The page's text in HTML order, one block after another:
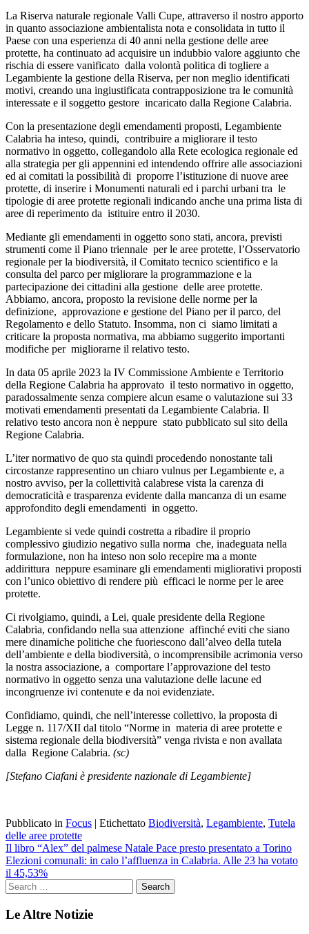
La Riserva naturale regionale Valli Cupe, attraverso il nostro apporto
in quanto associazione ambientalista nota e consolidata in tutto il
Paese con una esperienza di 40 anni nella gestione delle aree
protette, ha continuato ad acquisire un indubbio valore aggiunto che
rischia di essere vanificato dalla volontà politica di togliere a
Legambiente la gestione della Riserva, per non meglio identificati
motivi, creando una ingiustificata contrapposizione tra le comunità
interessate e il soggetto gestore incaricato dalla Regione Calabria.
Con la presentazione degli emendamenti proposti, Legambiente
Calabria ha inteso, quindi, contribuire a migliorare il testo
normativo in oggetto, collegandolo alla Rete ecologica regionale ed
alla strategia per gli appennini ed intendendo offrire alle associazioni
ed ai comitati la possibilità di proporre l’istituzione di nuove aree
protette, di inserire i Monumenti naturali ed i parchi urbani tra le
tipologie di aree protette regionali indicando anche una prima lista di
aree di reperimento da istituire entro il 2030.
Mediante gli emendamenti in oggetto sono stati, ancora, previsti
strumenti come il Piano triennale per le aree protette, l’Osservatorio
regionale per la biodiversità, il Comitato tecnico scientifico e la
consulta del parco per migliorare la programmazione e la
partecipazione dei cittadini alla gestione delle aree protette.
Abbiamo, ancora, proposto la revisione delle norme per la
definizione, approvazione e gestione del Piano per il parco, del
Regolamento e dello Statuto. Insomma, non ci siamo limitati a
criticare la proposta normativa, ma abbiamo suggerito importanti
modifiche per migliorarne il relativo testo.
In data 05 aprile 2023 la IV Commissione Ambiente e Territorio
della Regione Calabria ha approvato il testo normativo in oggetto,
paradossalmente senza compiere alcun esame o valutazione sui 33
motivati emendamenti presentati da Legambiente Calabria. Il
relativo testo ancora non è neppure stato pubblicato sul sito della
Regione Calabria.
L’iter normativo de quo sta quindi procedendo nonostante tali
circostanze rappresentino un chiaro vulnus per Legambiente e, a
nostro avviso, per la collettività calabrese vista la carenza di
democraticità e trasparenza evidente dalla mancanza di un esame
approfondito degli emendamenti in oggetto.
Legambiente si vede quindi costretta a ribadire il proprio
complessivo giudizio negativo sulla norma che, inadeguata nella
formulazione, non ha inteso non solo recepire ma a monte
addirittura neppure esaminare gli emendamenti migliorativi proposti
con l’unico obiettivo di rendere più efficaci le norme per le aree
protette.
Ci rivolgiamo, quindi, a Lei, quale presidente della Regione
Calabria, confidando nella sua attenzione affinché eviti che siano
mere dinamiche politiche che fuoriescono dall’alveo della tutela
dell’ambiente e della biodiversità, o incomprensibile acrimonia verso
la nostra associazione, a comportare l’approvazione del testo
normativo in oggetto senza una valutazione delle lacune ed
incongruenze ivi contenute e da noi evidenziate.
Confidiamo, quindi, che nell’interesse collettivo, la proposta di
Legge n. 117/XII dal titolo “Norme in materia di aree protette e
sistema regionale della biodiversità” venga rivista e non avallata
dalla Regione Calabria. (sc)
[Stefano Ciafani è presidente nazionale di Legambiente]
Pubblicato in Focus | Etichettato Biodiversità, Legambiente, Tutela
delle aree protette
Navigazione
articoli
Il libro “Alex” del palmese Natale Pace presto presentato a Torino
Elezioni comunali: in calo l’affluenza in Calabria. Alle 23 ha votato
il 45,53%
Le Altre Notizie